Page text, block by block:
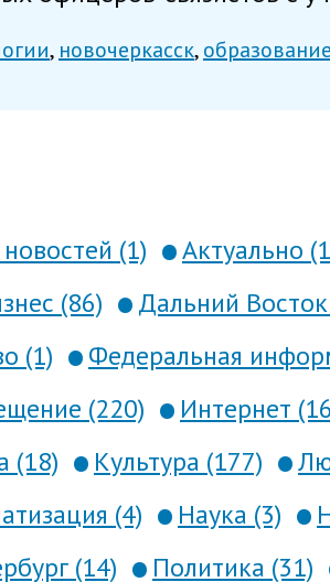
новочеркасск образование
(1) Актуально
(86) Дальний
(1)
Федеральная
(220) Интернет
(18) Культура (177)
(4)
Наука (3)
(14) Политика (31)